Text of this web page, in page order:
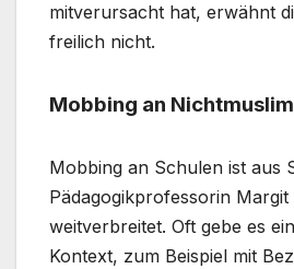
mitverursacht hat, erwähnt
freilich nicht.
Mobbing an
Mobbing an Schulen ist aus
Pädagogikprofessorin Margit
weitverbreitet. Oft gebe es
Kontext, zum Beispiel mit